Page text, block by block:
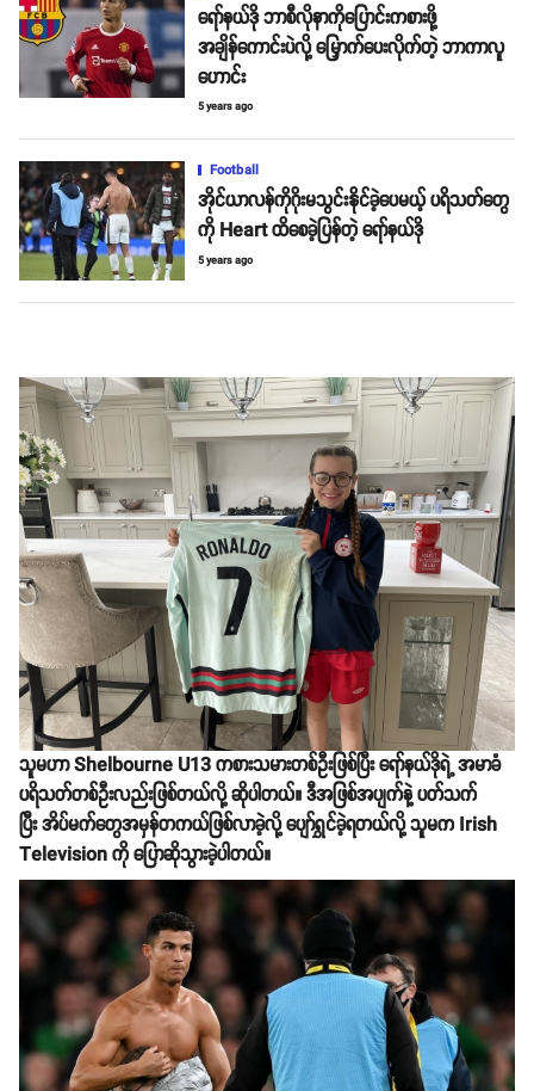
ရော်နယ်ဒို ဘာစီလိုနာကိုပြောင်းကစားဖို့
အချိန်ကောင်းပဲလို့ မြှောက်ပေးလိုက်တဲ့ ဘာကာလူ
ဟောင်း
5 years ago
Football
အိုင်ယာလန်ကိုဂိုးမသွင်းနိုင်ခဲ့ပေမယ့် ပရိသတ်တွေ
ကို Heart ထိစေခဲ့ပြန်တဲ့ ရော်နယ်ဒို
5 years ago
သူမဟာ Shelbourne U13 ကစားသမားတစ်ဦးဖြစ်ပြီး ရော်နယ်ဒိုရဲ့ အမာခံ
ပရိသတ်တစ်ဦးလည်းဖြစ်တယ်လို့ ဆိုပါတယ်။ ဒီအဖြစ်အပျက်နဲ့ ပတ်သက်
ပြီး အိပ်မက်တွေအမှန်တကယ်ဖြစ်လာခဲ့လို့ ပျော်ရွှင်ခဲ့ရတယ်လို့ သူမက Irish
Television ကို ပြောဆိုသွားခဲ့ပါတယ်။